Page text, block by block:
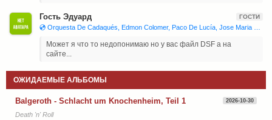
Гость Эдуард ГОСТИ
Может я что то недопонимаю но у вас файл DSF а на
сайте...
ОЖИДАЕМЫЕ АЛЬБОМЫ
Balgeroth - Schlacht um Knochenheim, Teil 1 2026-10-30
Death 'n' Roll